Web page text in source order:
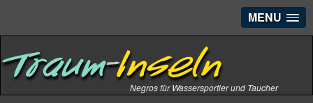
MENU
Negros für Wassersportler und Taucher